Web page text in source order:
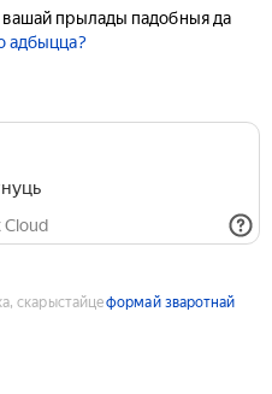
прылады падобныя да
адбыцца?
Cloud
скарыстайцеформай зваротнай